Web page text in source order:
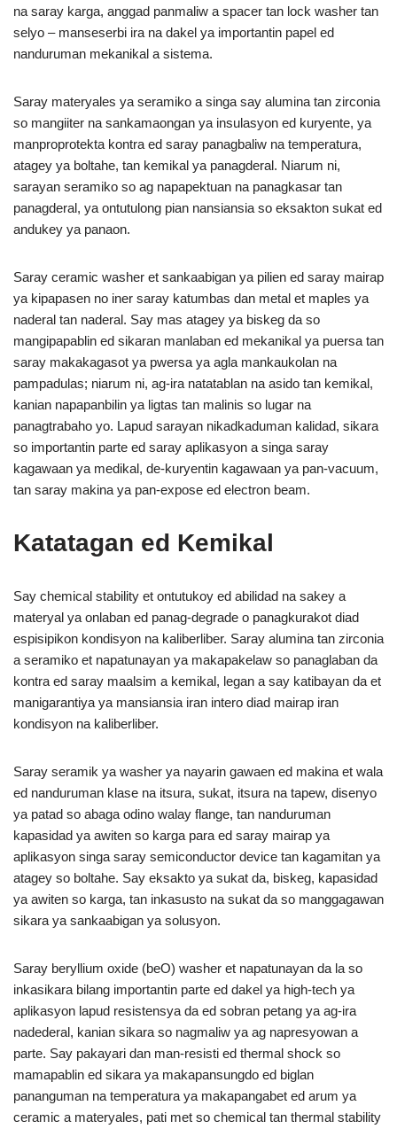
na saray karga, anggad panmaliw a spacer tan lock washer tan
selyo – manseserbi ira na dakel ya importantin papel ed
nanduruman mekanikal a sistema.
Saray materyales ya seramiko a singa say alumina tan zirconia
so mangiiter na sankamaongan ya insulasyon ed kuryente, ya
manproprotekta kontra ed saray panagbaliw na temperatura,
atagey ya boltahe, tan kemikal ya panagderal. Niarum ni,
sarayan seramiko so ag napapektuan na panagkasar tan
panagderal, ya ontutulong pian nansiansia so eksakton sukat ed
andukey ya panaon.
Saray ceramic washer et sankaabigan ya pilien ed saray mairap
ya kipapasen no iner saray katumbas dan metal et maples ya
naderal tan naderal. Say mas atagey ya biskeg da so
mangipapablin ed sikaran manlaban ed mekanikal ya puersa tan
saray makakagasot ya pwersa ya agla mankaukolan na
pampadulas; niarum ni, ag-ira natatablan na asido tan kemikal,
kanian napapanbilin ya ligtas tan malinis so lugar na
panagtrabaho yo. Lapud sarayan nikadkaduman kalidad, sikara
so importantin parte ed saray aplikasyon a singa saray
kagawaan ya medikal, de-kuryentin kagawaan ya pan-vacuum,
tan saray makina ya pan-expose ed electron beam.
Katatagan ed Kemikal
Say chemical stability et ontutukoy ed abilidad na sakey a
materyal ya onlaban ed panag-degrade o panagkurakot diad
espisipikon kondisyon na kaliberliber. Saray alumina tan zirconia
a seramiko et napatunayan ya makapakelaw so panaglaban da
kontra ed saray maalsim a kemikal, legan a say katibayan da et
manigarantiya ya mansiansia iran intero diad mairap iran
kondisyon na kaliberliber.
Saray seramik ya washer ya nayarin gawaen ed makina et wala
ed nanduruman klase na itsura, sukat, itsura na tapew, disenyo
ya patad so abaga odino walay flange, tan nanduruman
kapasidad ya awiten so karga para ed saray mairap ya
aplikasyon singa saray semiconductor device tan kagamitan ya
atagey so boltahe. Say eksakto ya sukat da, biskeg, kapasidad
ya awiten so karga, tan inkasusto na sukat da so manggagawan
sikara ya sankaabigan ya solusyon.
Saray beryllium oxide (beO) washer et napatunayan da la so
inkasikara bilang importantin parte ed dakel ya high-tech ya
aplikasyon lapud resistensya da ed sobran petang ya ag-ira
nadederal, kanian sikara so nagmaliw ya ag napresyowan a
parte. Say pakayari dan man-resisti ed thermal shock so
mamapablin ed sikara ya makapansungdo ed biglan
pananguman na temperatura ya makapangabet ed arum ya
ceramic a materyales, pati met so chemical tan thermal stability